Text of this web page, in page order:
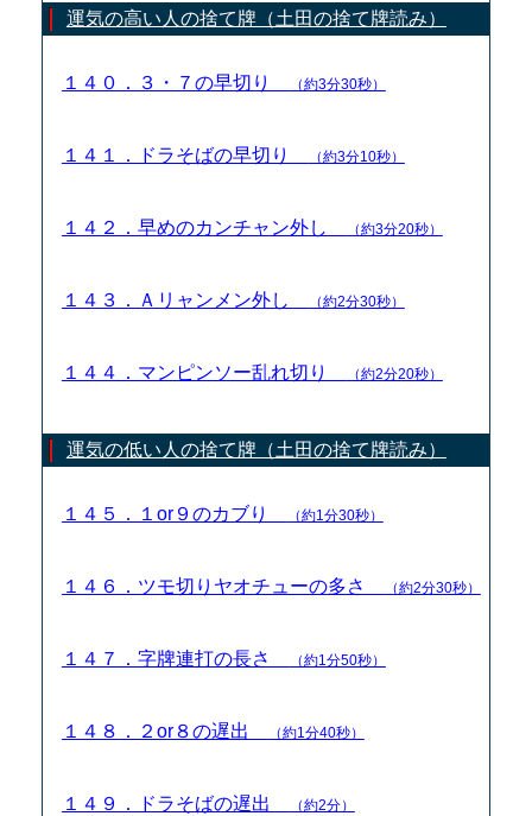
運気の高い人の捨て牌（土田の捨て牌読み）
１４０．３・７の早切り （約3分30秒）
１４１．ドラそばの早切り （約3分10秒）
１４２．早めのカンチャン外し （約3分20秒）
１４３．Ａリャンメン外し （約2分30秒）
１４４．マンピンソー乱れ切り （約2分20秒）
運気の低い人の捨て牌（土田の捨て牌読み）
１４５．１or９のカブり （約1分30秒）
１４６．ツモ切りヤオチューの多さ （約2分30秒）
１４７．字牌連打の長さ （約1分50秒）
１４８．２or８の遅出 （約1分40秒）
１４９．ドラそばの遅出 （約2分）